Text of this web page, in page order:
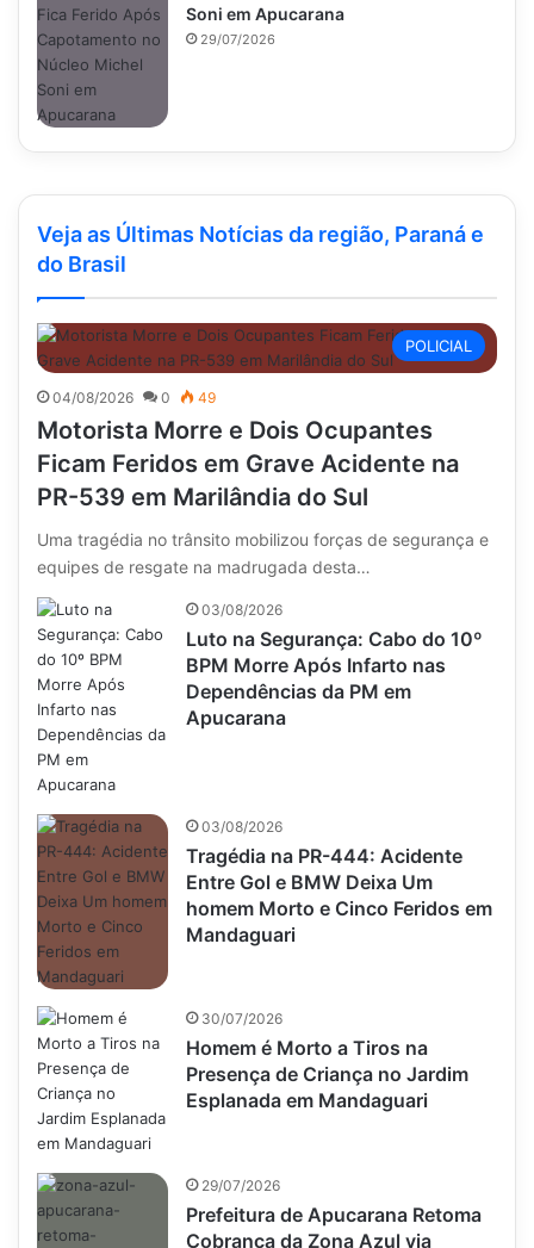
Veja as Últimas Notícias da região, Paraná e
do Brasil
POLICIAL
04/08/2026 0 49
Motorista Morre e Dois Ocupantes
Ficam Feridos em Grave Acidente na
PR-539 em Marilândia do Sul
Uma tragédia no trânsito mobilizou forças de segurança e
equipes de resgate na madrugada desta…
03/08/2026
Luto na Segurança: Cabo do 10º
BPM Morre Após Infarto nas
Dependências da PM em
Apucarana
03/08/2026
Tragédia na PR-444: Acidente
Entre Gol e BMW Deixa Um
homem Morto e Cinco Feridos em
Mandaguari
30/07/2026
Homem é Morto a Tiros na
Presença de Criança no Jardim
Esplanada em Mandaguari
29/07/2026
Prefeitura de Apucarana Retoma
Cobrança da Zona Azul via
Soni em Apucarana
29/07/2026